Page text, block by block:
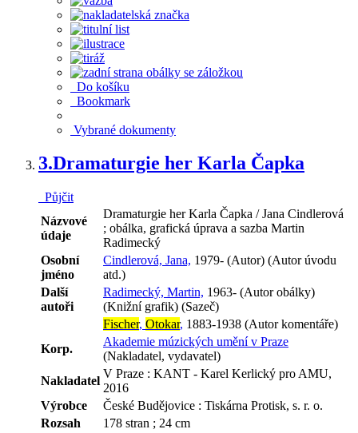
Do košíku
Bookmark
Vybrané dokumenty
3.Dramaturgie her Karla Čapka
Půjčit
Názvové
údaje
Dramaturgie her Karla Čapka / Jana Cindlerová
; obálka, grafická úprava a sazba Martin
Radimecký
Osobní
jméno
Cindlerová, Jana, 1979- (Autor) (Autor úvodu
atd.)
Další
autoři
Radimecký, Martin, 1963- (Autor obálky)
(Knižní grafik) (Sazeč)
Fischer, Otokar, 1883-1938 (Autor komentáře)
Korp.
Akademie múzických umění v Praze
(Nakladatel, vydavatel)
Nakladatel
V Praze : KANT - Karel Kerlický pro AMU,
2016
Výrobce
České Budějovice : Tiskárna Protisk, s. r. o.
Rozsah
178 stran ; 24 cm